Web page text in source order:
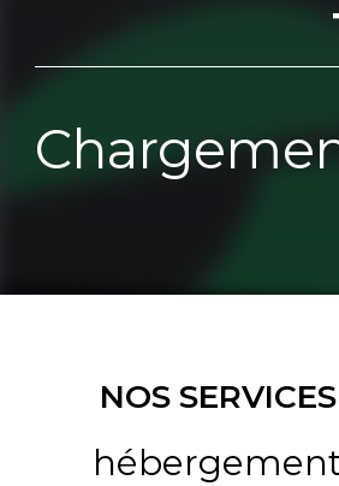
NOS SERVICES